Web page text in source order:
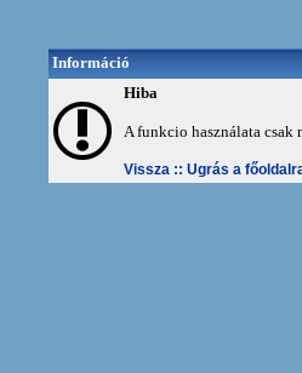
Információ
Hiba
A funkcio használata csak
Vissza :: Ugrás a